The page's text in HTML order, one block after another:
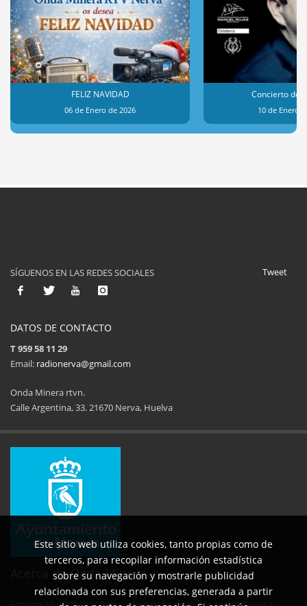
FELIZ NAVIDAD
06 de Enero de 2026
Concierto de
10 de Enero
11ª Feria del Jamón 34 Memorial
Tweet
SÍGUENOS EN LAS REDES SOCIALES
DATOS DE CONTACTO
T 959 58 11 29
Email: radionerva@gmail.com
Onda Minera rtvn.
Calle Argentina, 33. 21670 Nerva, Huelva
Acerca de Onda Minera
Este sitio web utiliza cookies, tanto propias como de
terceros, para recopilar información estadística
sobre su navegación y mostrarle publicidad
relacionada con sus preferencias, generada a partir